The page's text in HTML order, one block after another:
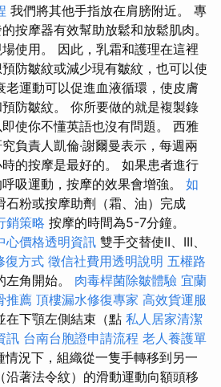
我們將其他手指放在肩膀附近。 專
按摩器有效幫助放鬆和放鬆肌肉。
使用。 因此，乳霜和護理在這裡
防皺紋或減少現有皺紋，也可以使
老運動可以促進血液循環，使皮膚
防皺紋。 你所要做的就是複製錄
使你不懂英語也沒有問題。 西雅
負責人凱倫‧謝爾曼表示，每週兩
的按摩是最好的。 如果患者進行
吸運動，按摩的效果會增強。 如
石粉或按摩助劑（霜、油）完成
銷策略 按摩的時間為5-7分鐘。
心價格透明資訊 雙手交替使II、III、
復方式 徵信社費用透明說明 五權路
左角開始。 肉毒桿菌除皺體驗 宜蘭
推薦 頂樓漏水修復專家 高效貨運服
在下顎左側結束（點 私人居家清潔
訊 台南台胞證申請流程 老人養護單
情況下，組織從一隻手轉移到另一
沿著法令紋）的滑動運動向額頭移